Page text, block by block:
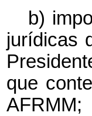
b)
jurídicas
que
AFRMM;